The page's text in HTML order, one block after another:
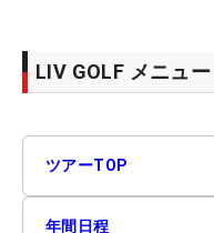
LIV GOLF メニュー
ツアーTOP
年間日程